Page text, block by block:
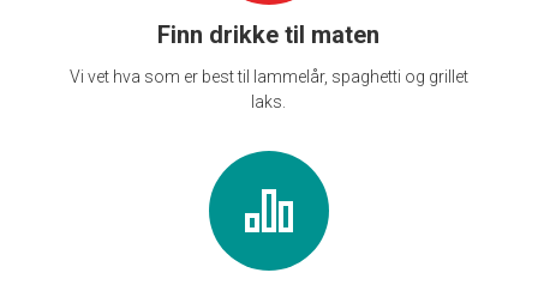
Finn drikke til maten
Vi vet hva som er best til lammelår, spaghetti og grillet
laks.